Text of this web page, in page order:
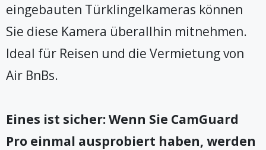
eingebauten Türklingelkameras können
Sie diese Kamera überallhin mitnehmen.
Ideal für Reisen und die Vermietung von
Air BnBs.
Eines ist sicher: Wenn Sie CamGuard
Pro einmal ausprobiert haben, werden